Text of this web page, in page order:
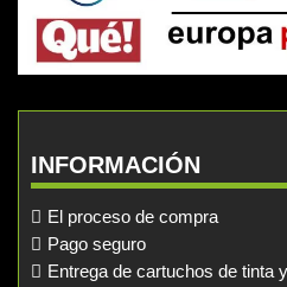
INFORMACIÓN
El proceso de compra
Pago seguro
Entrega de cartuchos de tinta